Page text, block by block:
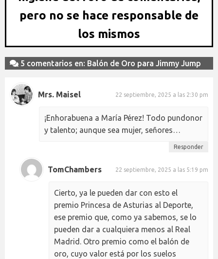
pero no se hace responsable de
los mismos
5 comentarios en: Balón de Oro para Jimmy Jump
Mrs. Maisel 22 septiembre, 2025 a las 2:30 pm
¡Enhorabuena a María Pérez! Todo pundonor
y talento; aunque sea mujer, señores…
Responder
TomChambers 22 septiembre, 2025 a las 5:19 pm
Cierto, ya le pueden dar con esto el
premio Princesa de Asturias al Deporte,
ese premio que, como ya sabemos, se lo
pueden dar a cualquiera menos al Real
Madrid. Otro premio como el balón de
oro, cuyo valor está por los suelos